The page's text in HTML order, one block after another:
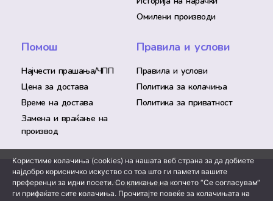
Омилени производи
Помош
Најчести прашања/ЧПП
Цена за достава
Време на достава
Замена и враќање на
производ
Правила и услови
Правила и услови
Политика за колачиња
Политика за приватност
© All rights reserved
Користиме колачиња (cookies) на нашата веб страна за да добиете
најдобро корисничко искуство со тоа што ги памети вашите
преференци за идни посети. Со кликање на копчето “Се согласувам“
ги прифаќате сите колачиња. Прочитајте повеќе за колачињата на